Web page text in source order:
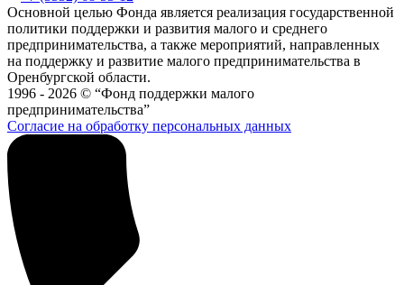
Основной целью Фонда является реализация государственной
политики поддержки и развития малого и среднего
предпринимательства, а также мероприятий, направленных
на поддержку и развитие малого предпринимательства в
Оренбургской области.
1996 - 2026 © “Фонд поддержки малого
предпринимательства”
Согласие на обработку персональных данных